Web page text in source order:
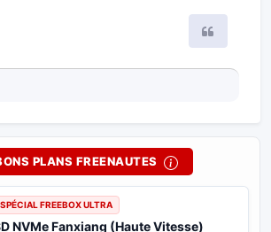
PLANS FREENAUTES
SPÉCIAL FREEBOX ULTRA
NVMe Fanxiang (Haute Vitesse)